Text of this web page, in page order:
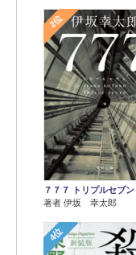
2位
７７７ トリプルセブン
著者 伊坂 幸太郎
4位